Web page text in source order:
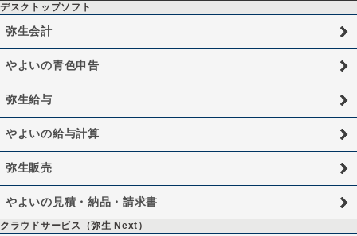
デスクトップソフト
弥生会計
やよいの青色申告
弥生給与
やよいの給与計算
弥生販売
やよいの見積・納品・請求書
クラウドサービス（弥生 Next）